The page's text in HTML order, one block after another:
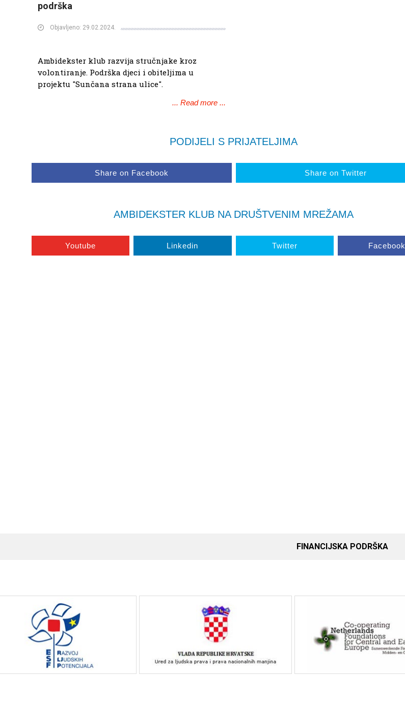
podrška
Objavljeno: 29.02.2024.
Ambidekster klub razvija stručnjake kroz
volontiranje. Podrška djeci i obiteljima u
projektu "Sunčana strana ulice".
... Read more ...
PODIJELI S PRIJATELJIMA
Share on Facebook Share on Twitter
AMBIDEKSTER KLUB NA DRUŠTVENIM MREŽAMA
Youtube Linkedin Twitter Facebook
FINANCIJSKA PODRŠKA